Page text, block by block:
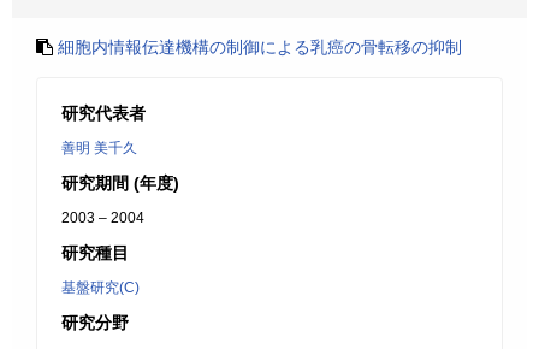
細胞内情報伝達機構の制御による乳癌の骨転移の抑制
研究代表者
善明 美千久
研究期間 (年度)
2003 – 2004
研究種目
基盤研究(C)
研究分野